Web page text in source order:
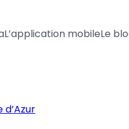
L’application mobileLe